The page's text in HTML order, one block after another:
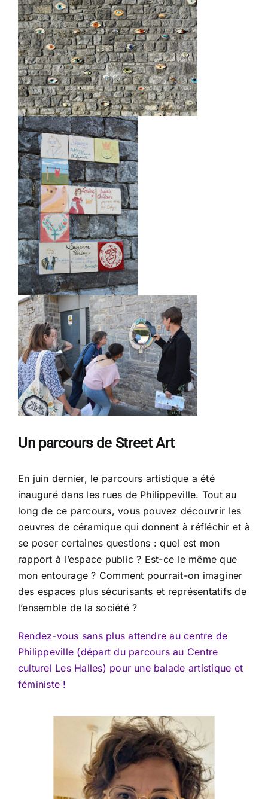
Un parcours de Street Art
En juin dernier, le parcours artistique a été
inauguré dans les rues de Philippeville. Tout au
long de ce parcours, vous pouvez découvrir les
oeuvres de céramique qui donnent à réfléchir et à
se poser certaines questions : quel est mon
rapport à l’espace public ? Est-ce le même que
mon entourage ? Comment pourrait-on imaginer
des espaces plus sécurisants et représentatifs de
l’ensemble de la société ?
Rendez-vous sans plus attendre au centre de
Philippeville (départ du parcours au Centre
culturel Les Halles) pour une balade artistique et
féministe !